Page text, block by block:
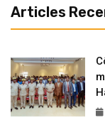
Articles